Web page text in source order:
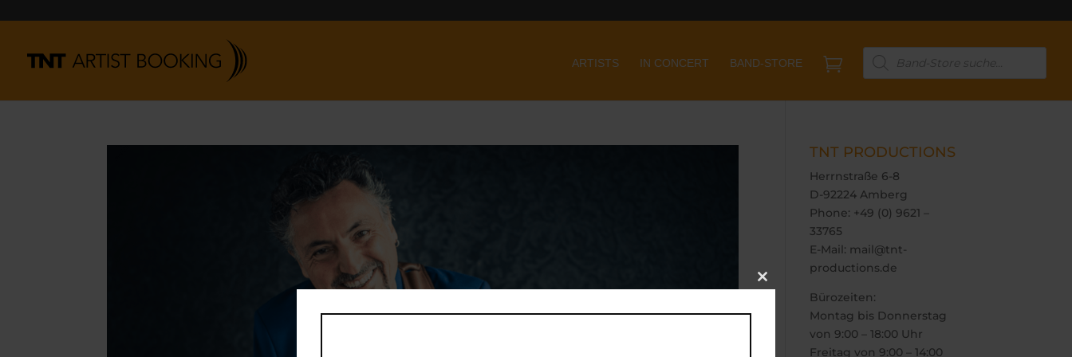
ARTISTS IN CONCERT BAND-STORE 
Products
search
TNT PRODUCTIONS
Herrnstraße 6-8
D-92224 Amberg
Phone: +49 (0) 9621 –
33765
E-Mail: mail@tnt-
productions.de
Bürozeiten:
Montag bis Donnerstag
von 9:00 – 18:00 Uhr
Freitag von 9:00 – 14:00
Close